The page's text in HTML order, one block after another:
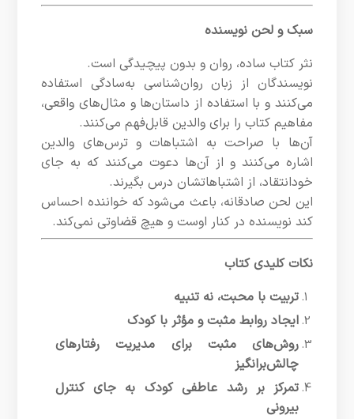
سبک و لحن نویسنده
نثر کتاب ساده، روان و بدون پیچیدگی است.
نویسندگان از زبان روان‌شناسی به‌سادگی استفاده
می‌کنند و با استفاده از داستان‌ها و مثال‌های واقعی،
مفاهیم کتاب را برای والدین قابل‌فهم می‌کنند.
آن‌ها با صراحت به اشتباهات و ترس‌های والدین
اشاره می‌کنند و از آن‌ها دعوت می‌کنند که به جای
خودانتقاد، از اشتباهاتشان درس بگیرند.
این لحن صادقانه، باعث می‌شود که خواننده احساس
کند نویسنده در کنار اوست و هیچ قضاوتی نمی‌کند.
نکات کلیدی کتاب
تربیت با محبت، نه تنبیه
ایجاد روابط مثبت و مؤثر با کودک
روش‌های مثبت برای مدیریت رفتارهای
چالش‌برانگیز
تمرکز بر رشد عاطفی کودک به جای کنترل
بیرونی